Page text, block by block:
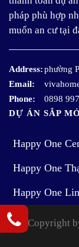
pháp phù hợp
muốn an cư tại
Address:phường
Email:
Phone:
0898
DỰ ÁN SẮP
Happy One
Happy One
Happy One
© Copyright